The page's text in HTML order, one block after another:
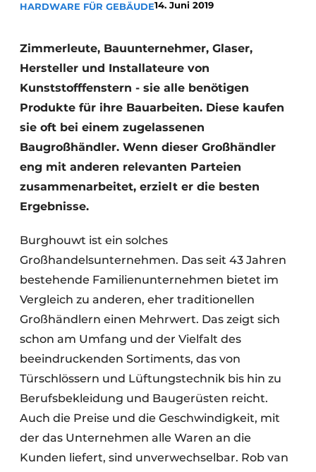
Ein Stellenangebot registrieren
Offene Stellen
Videos
Werben
HARDWARE FÜR GEBÄUDE14. Juni 2019
Zimmerleute, Bauunternehmer, Glaser,
Hersteller und Installateure von
Kunststofffenstern - sie alle benötigen
Produkte für ihre Bauarbeiten. Diese kaufen
sie oft bei einem zugelassenen
Baugroßhändler. Wenn dieser Großhändler
eng mit anderen relevanten Parteien
zusammenarbeitet, erzielt er die besten
Ergebnisse.
Burghouwt ist ein solches
Großhandelsunternehmen. Das seit 43 Jahren
bestehende Familienunternehmen bietet im
Vergleich zu anderen, eher traditionellen
Großhändlern einen Mehrwert. Das zeigt sich
schon am Umfang und der Vielfalt des
beeindruckenden Sortiments, das von
Türschlössern und Lüftungstechnik bis hin zu
Berufsbekleidung und Baugerüsten reicht.
Auch die Preise und die Geschwindigkeit, mit
der das Unternehmen alle Waren an die
Kunden liefert, sind unverwechselbar. Rob van